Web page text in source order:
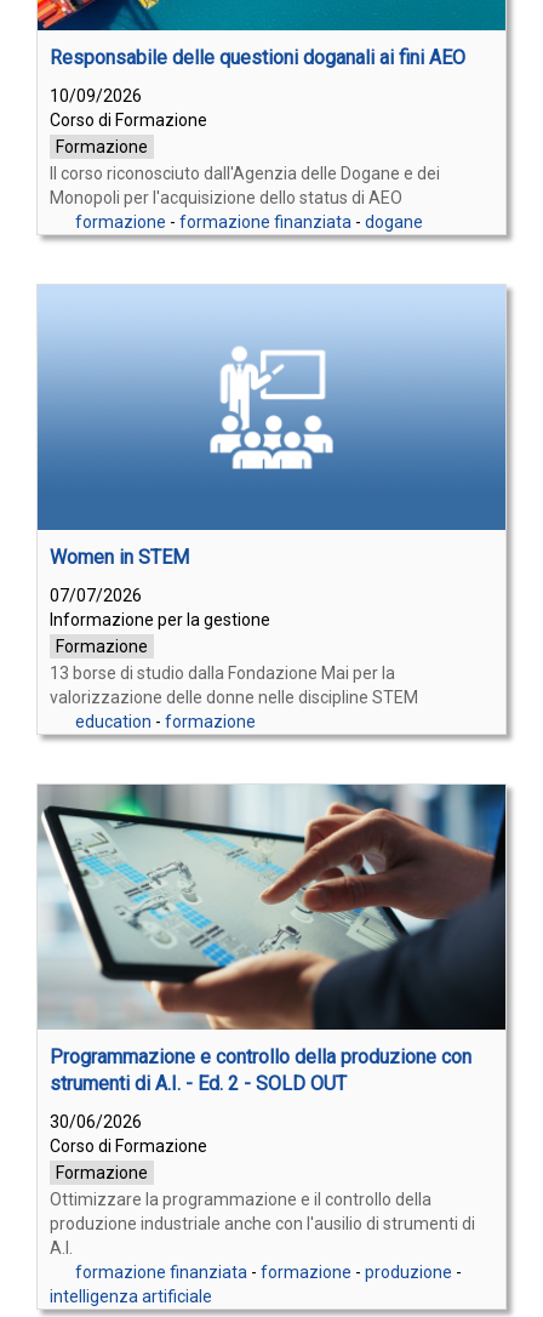
Responsabile delle questioni doganali ai fini AEO
10/09/2026
Corso di Formazione
Formazione
Il corso riconosciuto dall'Agenzia delle Dogane e dei
Monopoli per l'acquisizione dello status di AEO
formazione - formazione finanziata - dogane
Women in STEM
07/07/2026
Informazione per la gestione
Formazione
13 borse di studio dalla Fondazione Mai per la
valorizzazione delle donne nelle discipline STEM
education - formazione
Programmazione e controllo della produzione con
strumenti di A.I. - Ed. 2 - SOLD OUT
30/06/2026
Corso di Formazione
Formazione
Ottimizzare la programmazione e il controllo della
produzione industriale anche con l'ausilio di strumenti di
A.I.
formazione finanziata - formazione - produzione -
intelligenza artificiale